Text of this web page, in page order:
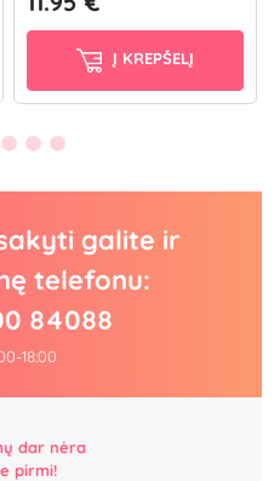
Į KREPŠELĮ
galite ir
telefonu:
84088
18:00
dar nėra
pirmi!